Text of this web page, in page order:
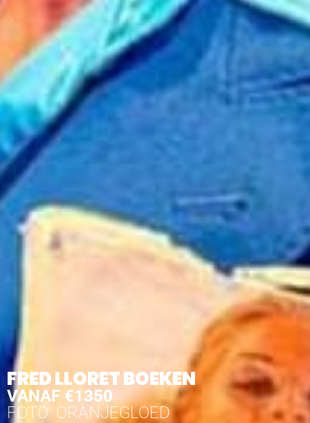
FOTO: ORANJEGLOED
VANAF €1350
FRED LLORET BOEKEN